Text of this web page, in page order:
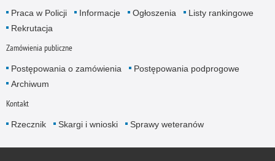
Praca w Policji Informacje Ogłoszenia
Listy rankingowe
Rekrutacja
Zamówienia publiczne
Postępowania o zamówienia
Postępowania podprogowe
Archiwum
Kontakt
Rzecznik Skargi i wnioski Sprawy weteranów